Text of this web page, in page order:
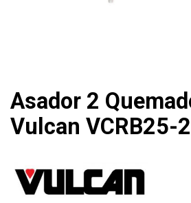
Asador 2
Vulcan VCRB25-2